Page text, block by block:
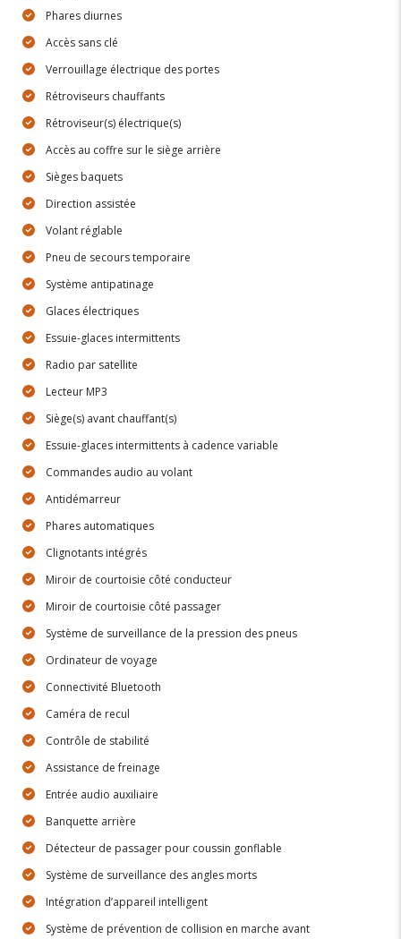
Phares diurnes
Accès sans clé
Verrouillage électrique des portes
Rétroviseurs chauffants
Rétroviseur(s) électrique(s)
Accès au coffre sur le siège arrière
Sièges baquets
Direction assistée
Volant réglable
Pneu de secours temporaire
Système antipatinage
Glaces électriques
Essuie-glaces intermittents
Radio par satellite
Lecteur MP3
Siège(s) avant chauffant(s)
Essuie-glaces intermittents à cadence variable
Commandes audio au volant
Antidémarreur
Phares automatiques
Clignotants intégrés
Miroir de courtoisie côté conducteur
Miroir de courtoisie côté passager
Système de surveillance de la pression des pneus
Ordinateur de voyage
Connectivité Bluetooth
Caméra de recul
Contrôle de stabilité
Assistance de freinage
Entrée audio auxiliaire
Banquette arrière
Détecteur de passager pour coussin gonflable
Système de surveillance des angles morts
Intégration d’appareil intelligent
Système de prévention de collision en marche avant